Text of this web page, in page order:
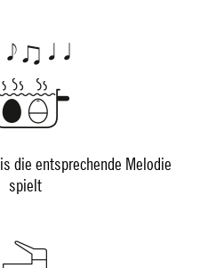
die entsprechende Melodie
spielt